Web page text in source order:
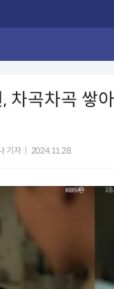
, 차곡차곡 쌓
기자 2024.11.28